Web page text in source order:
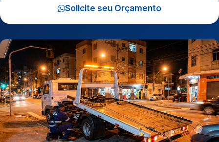
Solicite seu Orçamento